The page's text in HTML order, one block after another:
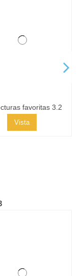
favoritas 3.2
Vista